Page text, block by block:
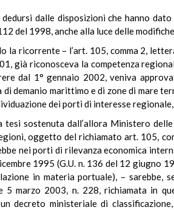
dalle disposizioni che hanno
del 1998, anche alla luce delle
la ricorrente – l’art. 105, comma 2,
già riconosceva la competenza
dal 1° gennaio 2002, veniva
demanio marittimo e di zone di mare
dei porti di interesse
tesi sostenuta dall’allora Ministero
oggetto del richiamato art. 105,
nei porti di rilevanza economica
1995 (G.U. n. 136 del 12 giugno
in materia portuale), – sarebbe,
5 marzo 2003, n. 228, richiamata in
un decreto ministeriale di